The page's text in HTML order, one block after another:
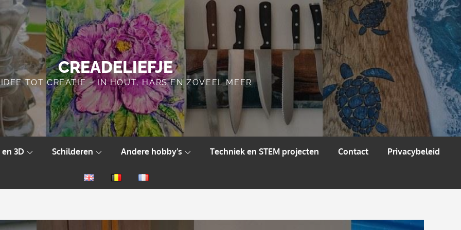
CREADELIEFJE
TOT CREATIE – IN HOUT, HARS EN ZOVEEL MEER
en 3D Schilderen Andere hobby’s Techniek en STEM projecten Contact Privacybeleid
EnglishNederlandsFrançais